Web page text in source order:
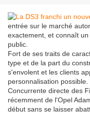
entrée sur le marché
exactement, et connaît
public.
Fort de ses traits de
type et de la part du
s'envolent et les clients
personnalisation possible.
Concurrente directe des
récemment de l'Opel
début sans se laisser